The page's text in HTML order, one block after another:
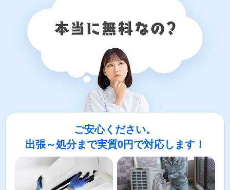
ご安心ください。
出張～処分まで実質0円で対応します！